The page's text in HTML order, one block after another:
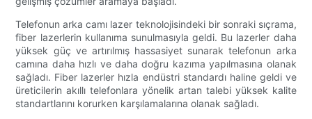
Telefonun arka camı lazer teknolojisindeki bir sonraki sıçrama,
fiber lazerlerin kullanıma sunulmasıyla geldi. Bu lazerler daha
yüksek güç ve artırılmış hassasiyet sunarak telefonun arka
camına daha hızlı ve daha doğru kazıma yapılmasına olanak
sağladı. Fiber lazerler hızla endüstri standardı haline geldi ve
üreticilerin akıllı telefonlara yönelik artan talebi yüksek kalite
standartlarını korurken karşılamalarına olanak sağladı.